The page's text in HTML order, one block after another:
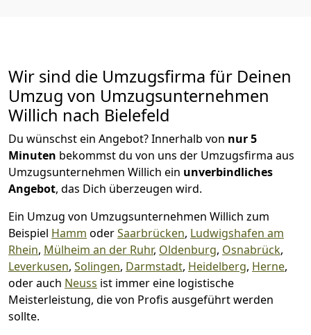
Wir sind die Umzugsfirma für Deinen
Umzug von Umzugsunternehmen
Willich nach Bielefeld
Du wünschst ein Angebot? Innerhalb von nur 5
Minuten bekommst du von uns der Umzugsfirma aus
Umzugsunternehmen Willich ein unverbindliches
Angebot, das Dich überzeugen wird.
Ein Umzug von Umzugsunternehmen Willich zum
Beispiel Hamm oderSaarbrücken, Ludwigshafen am
Rhein, Mülheim an der Ruhr, Oldenburg, Osnabrück,
Leverkusen, Solingen, Darmstadt, Heidelberg, Herne,
oder auch Neuss ist immer eine logistische
Meisterleistung, die von Profis ausgeführt werden
sollte.